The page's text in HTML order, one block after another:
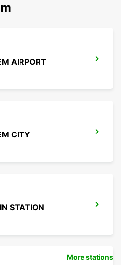
AIRPORT
CITY
STATION
More stations